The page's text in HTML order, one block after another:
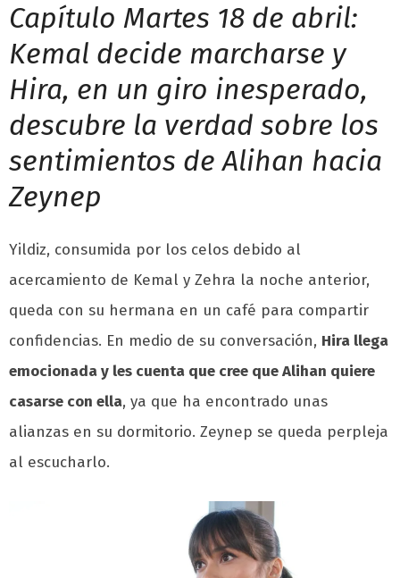
Capítulo Martes 18 de abril:
Kemal decide marcharse y
Hira, en un giro inesperado,
descubre la verdad sobre los
sentimientos de Alihan hacia
Zeynep
Yildiz, consumida por los celos debido al
acercamiento de Kemal y Zehra la noche anterior,
queda con su hermana en un café para compartir
confidencias. En medio de su conversación, Hira llega
emocionada y les cuenta que cree que Alihan quiere
casarse con ella, ya que ha encontrado unas
alianzas en su dormitorio. Zeynep se queda perpleja
al escucharlo.